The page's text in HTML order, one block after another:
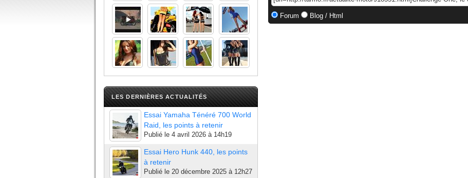
LES DERNIÈRES ACTUALITÉS
Essai Yamaha Ténéré 700 World
Raid, les points à retenir
Publié le 4 avril 2026 à 14h19
Essai Hero Hunk 440, les points
à retenir
Publié le 20 décembre 2025 à 12h27
Forum Blog / Html